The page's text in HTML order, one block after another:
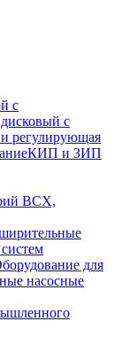
с
с
регулирующая
КИП и ЗИП
BCX,
для
насосные